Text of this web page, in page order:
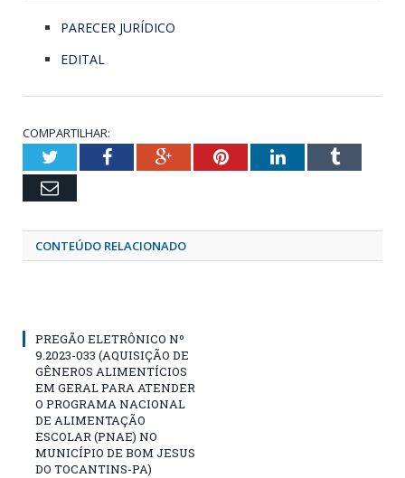
PARECER JURÍDICO
EDITAL
COMPARTILHAR:
TwitterFacebookGoogle+PinterestLinkedInTumblr
Email
CONTEÚDO RELACIONADO
PREGÃO ELETRÔNICO Nº
9.2023-033 (AQUISIÇÃO DE
GÊNEROS ALIMENTÍCIOS
EM GERAL PARA ATENDER
O PROGRAMA NACIONAL
DE ALIMENTAÇÃO
ESCOLAR (PNAE) NO
MUNICÍPIO DE BOM JESUS
DO TOCANTINS-PA)